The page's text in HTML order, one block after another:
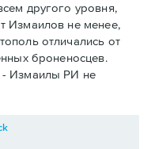
другого уровня,
Измаилов не менее,
отличались от
броненосцев.
Измаилы РИ не